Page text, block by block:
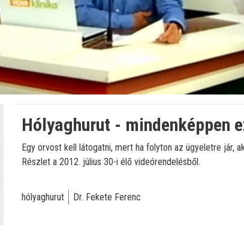
Betöltve:
0%
Hólyaghurut - mindenképpen
Egy orvost kell látogatni, mert ha folyton az ügyeletre jár,
Részlet a 2012. július 30-i élő videórendelésből.
hólyaghurut Dr. Fekete Ferenc